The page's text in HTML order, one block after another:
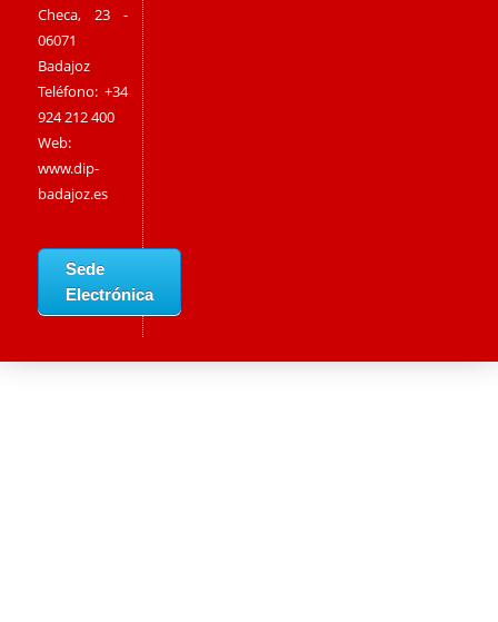
Checa, 23 -
06071
Badajoz
Teléfono: +34
924 212 400
Web:
www.dip-
badajoz.es
Sede
Electrónica